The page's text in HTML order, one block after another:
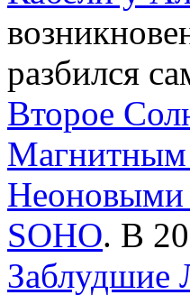
разбился
Второе
Магнитным
Неоновыми
SOHO. В
Заблудшие